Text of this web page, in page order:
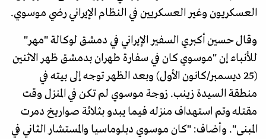
العسكريون وغير العسكريين في النظام الإيراني رضي موسوي.
وقال حسين أكبري السفير الإيراني في دمشق لوكالة "مهر"
للأنباء إن "موسوي كان في سفارة طهران بدمشق ظهر الاثنين
(25 ديسمبر/كانون الأول) وبعد الظهر توجه إلى بيته في
منطقة السيدة زينب. زوجة موسوي لم تكن في المنزل وقت
مقتله وتم استهداف منزله فيما يبدو بثلاثة صواريخ دمرت
المبنى". وأضاف: "كان موسوي دبلوماسيا والمستشار الثاني في